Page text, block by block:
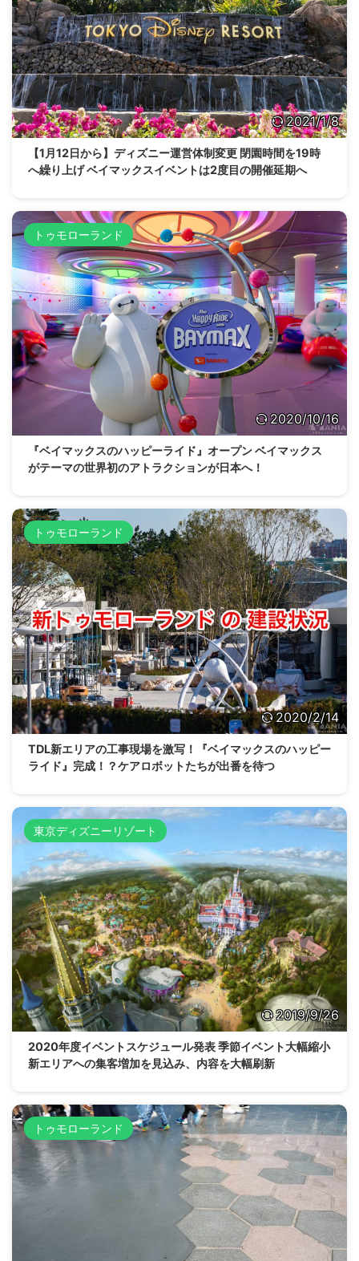
2021/1/8
【1月12日から】ディズニー運営体制変更 閉園時間を19時
へ繰り上げ ベイマックスイベントは2度目の開催延期へ
トゥモローランド
2020/10/16
『ベイマックスのハッピーライド』オープン ベイマックス
がテーマの世界初のアトラクションが日本へ！
トゥモローランド
2020/2/14
TDL新エリアの工事現場を激写！『ベイマックスのハッピー
ライド』完成！？ケアロボットたちが出番を待つ
東京ディズニーリゾート
2019/9/26
2020年度イベントスケジュール発表 季節イベント大幅縮小
新エリアへの集客増加を見込み、内容を大幅刷新
トゥモローランド